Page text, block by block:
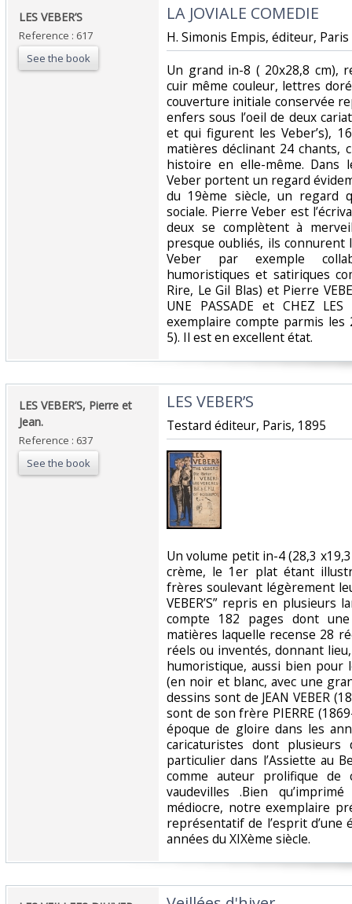
‎LES VEBER’S‎
Reference : 617
See the book
‎LA JOVIALE COMEDIE‎
‎H. Simonis Empis, éditeur, Paris
‎Un grand in-8 ( 20x28,8 cm),
cuir même couleur, lettres
couverture initiale conservée
enfers sous l’oeil de deux
et qui figurent les Veber’s),
matières déclinant 24 chants,
histoire en elle-même. Dans
Veber portent un regard
du 19ème siècle, un regard
sociale. Pierre Veber est
deux se complètent à
presque oubliés, ils connurent
Veber par exemple
humoristiques et satiriques
Rire, Le Gil Blas) et Pierre
UNE PASSADE et CHEZ
exemplaire compte parmis les
5). Il est en excellent état.‎
‎LES VEBER’S, Pierre et
Jean.‎
Reference : 637
See the book
‎LES VEBER’S ‎
‎Testard éditeur, Paris, 1895‎
‎Un volume petit in-4 (28,3
crème, le 1er plat étant
frères soulevant légèrement
VEBER’S” repris en plusieurs
compte 182 pages dont
matières laquelle recense 28
réels ou inventés, donnant
humoristique, aussi bien pour
(en noir et blanc, avec une
dessins sont de JEAN VEBER
sont de son frère PIERRE
époque de gloire dans les
caricaturistes dont plusieurs
particulier dans l’Assiette au
comme auteur prolifique de
vaudevilles .Bien
médiocre, notre exemplaire
représentatif de l’esprit d’une
années du XIXème siècle.‎